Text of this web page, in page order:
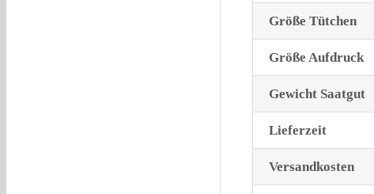
Größe Tütchen
Größe Aufdruck
Gewicht Saatgut
Lieferzeit
Versandkosten